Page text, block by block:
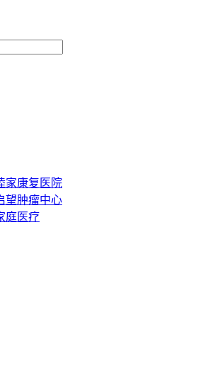
家康复医院
望肿瘤中心
庭医疗